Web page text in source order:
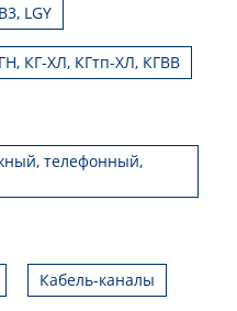
LGY
КГ-ХЛ, КГтп-ХЛ, КГВВ
телефонный,
Кабель-каналы